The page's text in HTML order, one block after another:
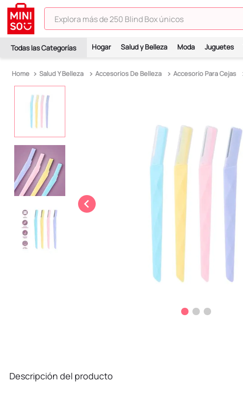
Explora más de 250 Blind Box únicos
Hogar Salud y Belleza Moda Juguetes
Salud Y Belleza Accesorios De Belleza Accesorio Para Cejas
Descripción del producto
TÉRMINOS MÁS BUSCADOS
2.
spiderman
10. toy story